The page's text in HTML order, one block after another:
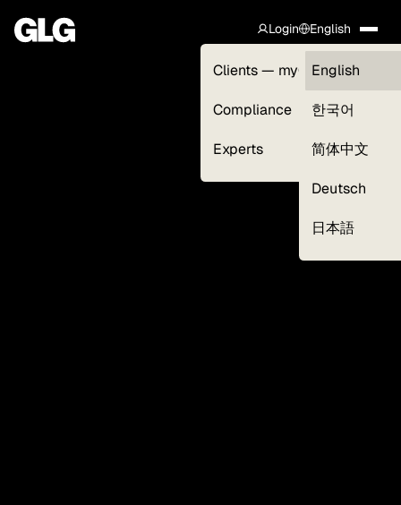
Login
Clients — myGLG
Compliance
Experts
English
English
한국어
简体中文
Deutsch
日本語